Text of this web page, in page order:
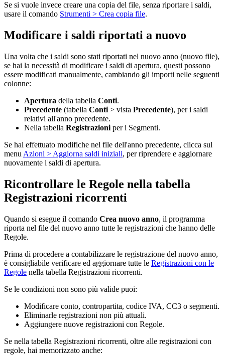
Se si vuole invece creare una copia del file, senza riportare i saldi,
usare il comando Strumenti > Crea copia file.
Modificare i saldi riportati a nuovo
Una volta che i saldi sono stati riportati nel nuovo anno (nuovo file),
se hai la necessità di modificare i saldi di apertura, questi possono
essere modificati manualmente, cambiando gli importi nelle seguenti
colonne:
Apertura della tabella Conti.
Precedente (tabella Conti > vista Precedente), per i saldi
relativi all'anno precedente.
Nella tabella Registrazioni per i Segmenti.
Se hai effettuato modifiche nel file dell'anno precedente, clicca sul
menu Azioni > Aggiorna saldi iniziali, per riprendere e aggiornare
nuovamente i saldi di apertura.
Ricontrollare le Regole nella tabella
Registrazioni ricorrenti
Quando si esegue il comando Crea nuovo anno, il programma
riporta nel file del nuovo anno tutte le registrazioni che hanno delle
Regole.
Prima di procedere a contabilizzare le registrazione del nuovo anno,
è consigliabile verificare ed aggiornare tutte le Registrazioni con le
Regole nella tabella Registrazioni ricorrenti.
Se le condizioni non sono più valide puoi:
Modificare conto, contropartita, codice IVA, CC3 o segmenti.
Eliminarle registrazioni non più attuali.
Aggiungere nuove registrazioni con Regole.
Se nella tabella Registrazioni ricorrenti, oltre alle registrazioni con
regole, hai memorizzato anche: